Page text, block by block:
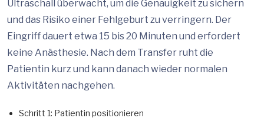
Ultraschall überwacht, um die Genauigkeit zu sichern
und das Risiko einer Fehlgeburt zu verringern. Der
Eingriff dauert etwa 15 bis 20 Minuten und erfordert
keine Anästhesie. Nach dem Transfer ruht die
Patientin kurz und kann danach wieder normalen
Aktivitäten nachgehen.
Schritt 1: Patientin positionieren